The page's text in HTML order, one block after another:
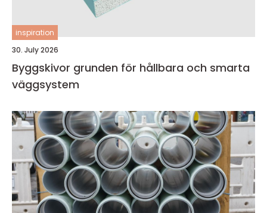
inspiration
30. July 2026
Byggskivor grunden för hållbara och smarta
väggsystem